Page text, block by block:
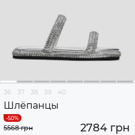
36 37 38 39 40
Шлёпанцы
2784 грн
5568 грн